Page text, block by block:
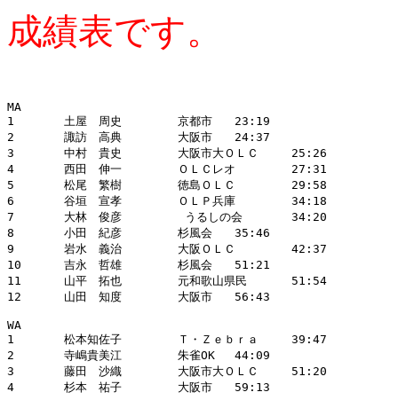
成績表です。
MA
1	土屋　周史	京都市	23:19
2	諏訪　高典	大阪市	24:37
3	中村　貴史	大阪市大ＯＬＣ	25:26
4	西田　伸一	ＯＬＣレオ	27:31
5	松尾　繁樹	徳島ＯＬＣ	29:58
6	谷垣　宣孝	ＯＬＰ兵庫	34:18
7	大林　俊彦	 うるしの会	34:20
8	小田　紀彦	杉風会	35:46
9	岩水　義治	大阪ＯＬＣ	42:37
10	吉永　哲雄	杉風会	51:21
11	山平　拓也	元和歌山県民	51:54
12	山田　知度	大阪市	56:43
WA
1	松本知佐子	Ｔ・Ｚｅｂｒａ	39:47
2	寺嶋貴美江	朱雀OK	44:09
3	藤田　沙織	大阪市大ＯＬＣ	51:20
4	杉本　祐子	大阪市	59:13